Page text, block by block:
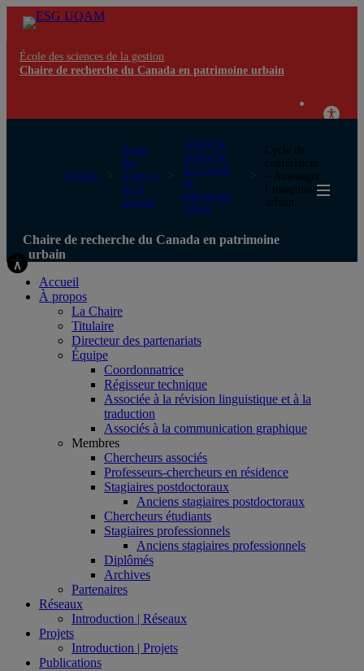
École des sciences de la gestion
Chaire de recherche du Canada en patrimoine urbain
UQAM
École
des
sciences
de la
gestion
Chaire de
recherche
du Canada
en
patrimoine
urbain
Cycle de
conférences
– Aménager
l’imaginaire
urbain
Chaire de recherche du Canada en patrimoine
urbain
Accueil
À propos
La Chaire
Titulaire
Directeur des partenariats
Équipe
Coordonnatrice
Régisseur technique
Associée à la révision linguistique et à la
traduction
Associés à la communication graphique
Membres
Chercheurs associés
Professeurs-chercheurs en résidence
Stagiaires postdoctoraux
Anciens stagiaires postdoctoraux
Chercheurs étudiants
Stagiaires professionnels
Anciens stagiaires professionnels
Diplômés
Archives
Partenaires
Réseaux
Introduction | Réseaux
Projets
Introduction | Projets
Publications